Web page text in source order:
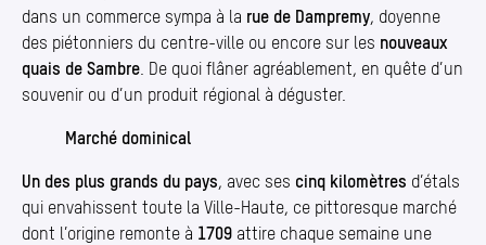
dans un commerce sympa à la rue de Dampremy, doyenne
des piétonniers du centre-ville ou encore sur les nouveaux
quais de Sambre . De quoi flâner agréablement, en quête d’un
souvenir ou d’un produit régional à déguster.
Marché dominical
Un des plus grands du pays, avec ses cinq kilomètres d’étals
qui envahissent toute la Ville-Haute, ce pittoresque marché
dont l’origine remonte à 1709 attire chaque semaine une